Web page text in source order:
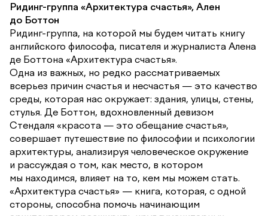
Ридинг-группа «Архитектура счастья», Ален
до Боттон
Ридинг-группа, на которой мы будем читать книгу
английского философа, писателя и журналиста Алена
де Боттона «Архитектура счастья».
Одна из важных, но редко рассматриваемых
всерьез причин счастья и несчастья — это качество
среды, которая нас окружает: здания, улицы, стены,
стулья. Де Боттон, вдохновленный девизом
Стендаля «красота — это обещание счастья»,
совершает путешествие по философии и психологии
архитектуры, анализируя человеческое окружение
и рассуждая о том, как место, в котором
мы находимся, влияет на то, кем мы можем стать.
«Архитектура счастья» — книга, которая, с одной
стороны, способна помочь начинающим